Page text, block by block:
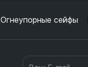
Огнеупорные сейфы